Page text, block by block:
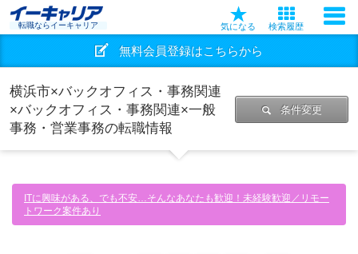
転職ならイーキャリア 気になる 検索履歴
無料会員登録はこちらから
横浜市×バックオフィス・事務関連
×バックオフィス・事務関連×一般
事務・営業事務の転職情報
条件変更
ITに興味がある、でも不安…そんなあなたも歓迎！未経験歓迎／リモー
トワーク案件あり